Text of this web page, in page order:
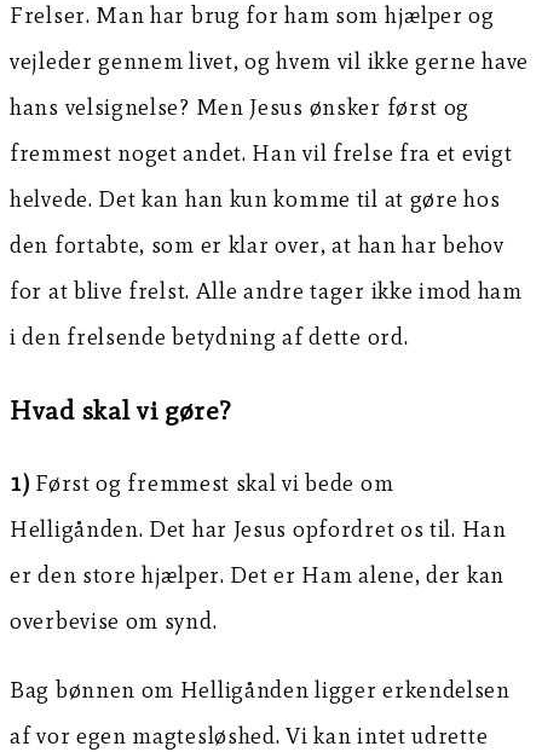
Frelser. Man har brug for ham som hjælper og
vejleder gennem livet, og hvem vil ikke gerne have
hans velsignelse? Men Jesus ønsker først og
fremmest noget andet. Han vil frelse fra et evigt
helvede. Det kan han kun komme til at gøre hos
den fortabte, som er klar over, at han har behov
for at blive frelst. Alle andre tager ikke imod ham
i den frelsende betydning af dette ord.
Hvad skal vi gøre?
1) Først og fremmest skal vi bede om
Helligånden. Det har Jesus opfordret os til. Han
er den store hjælper. Det er Ham alene, der kan
overbevise om synd.
Bag bønnen om Helligånden ligger erkendelsen
af vor egen magtesløshed. Vi kan intet udrette